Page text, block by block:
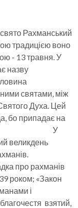
Рахманський
традицією воно
- 13 травня. У
назву
святами, між
Духа. Цей
бо припадає на
У
великдень
про рахманів
роком; «Закон
і
взятий,